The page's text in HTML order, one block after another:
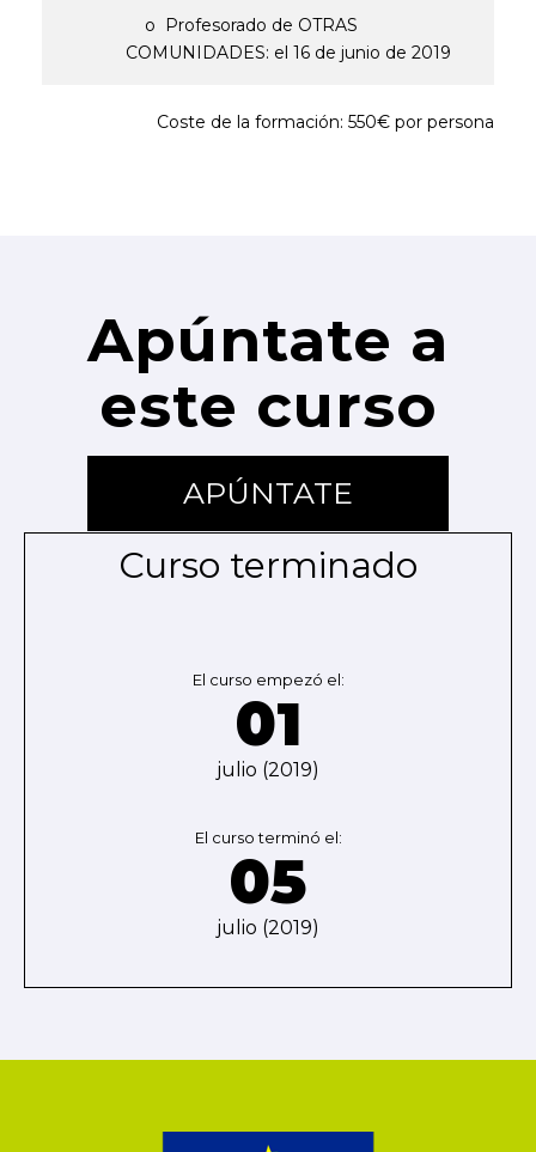
o Profesorado de OTRAS
COMUNIDADES: el 16 de junio de 2019
Coste de la formación: 550€ por persona
Apúntate a
este curso
APÚNTATE
Curso terminado
El curso empezó el:
01
julio (2019)
El curso terminó el:
05
julio (2019)